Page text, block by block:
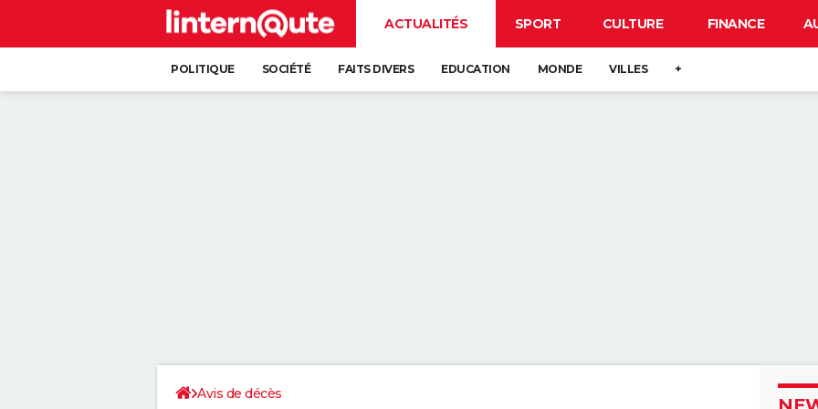
ACTUALITÉS SPORT CULTURE FINANCE
POLITIQUE SOCIÉTÉ FAITS DIVERS EDUCATION MONDE VILLES +
Avis de décès